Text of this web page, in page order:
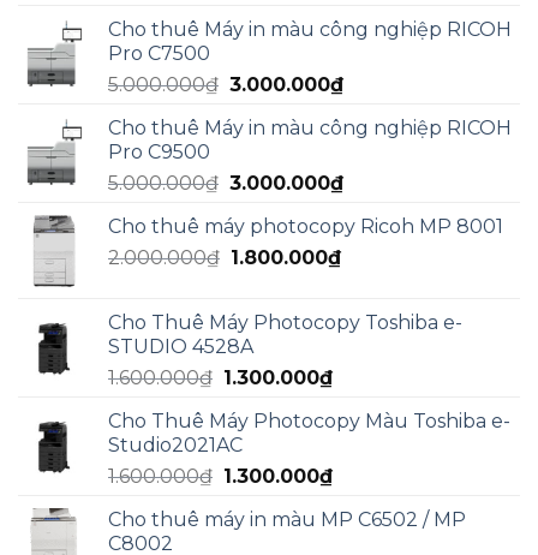
là:
tại
4.990.000₫.
Cho thuê Máy in màu công nghiệp RICOH
Pro C7500
5.000.000₫ Giá
là:
3.000.000₫Giá
tại
3.000.000₫.
Cho thuê Máy in màu công nghiệp RICOH
Pro C9500
5.000.000₫ Giá
là:
5.000.000₫.
3.000.000₫Giá
tại
Cho thuê máy photocopy Ricoh MP 8001
2.000.000₫ Giá
2.000.000₫.
1.800.000₫Giá
là:
Cho Thuê Máy Photocopy Toshiba e-
STUDIO 4528A
1.600.000₫ Giá
là:
1.600.000₫.
1.300.000₫Giá
tại
1.300.000₫.
Cho Thuê Máy Photocopy Màu Toshiba e-
Studio2021AC
1.600.000₫ Giá
là:
1.300.000₫Giá
tại
Cho thuê máy in màu MP C6502 / MP
C8002